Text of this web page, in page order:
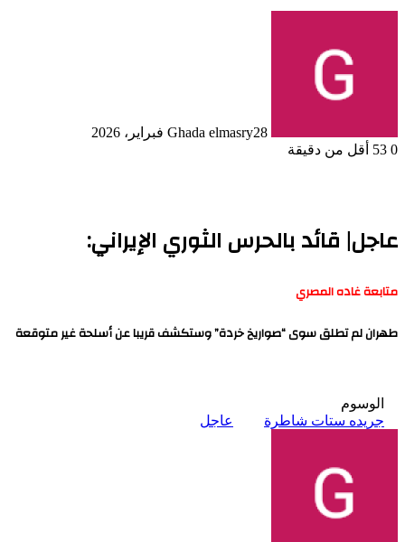
Ghada elmasry28 فبراير، 2026
0
أقل من دقيقة
عاجل| قائد بالحرس الثوري الإيراني:
متابعة غاده المصري
طهران لم تطلق سوى “صواريخ خردة” وستكشف قريبا عن أسلحة غير متوقعة
الوسوم
جريده ستات شاطرة
عاجل